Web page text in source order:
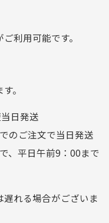
ナハチ）
利用可能です。
。
日発送
のご注文で当日発送
、平日午前9：00まで
れる場合がございま